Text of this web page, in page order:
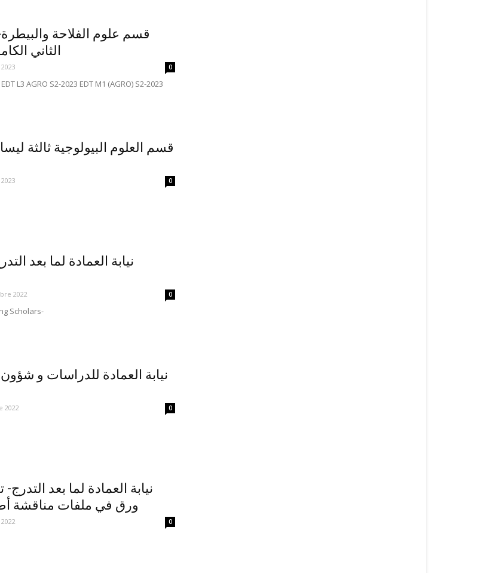
قسم علوم الفلاحة
الثاني
0
L3 AGRO S2-2023 EDT M1 (AGRO) S2-2023
قسم العلوم البيولوجية ثالثة
0
نيابة العمادة لما بعد
2022 0
Scholars-
نيابة العمادة للدراسات و
2022 0
نيابة العمادة لما بعد
ورق في ملفات مناقشة
0